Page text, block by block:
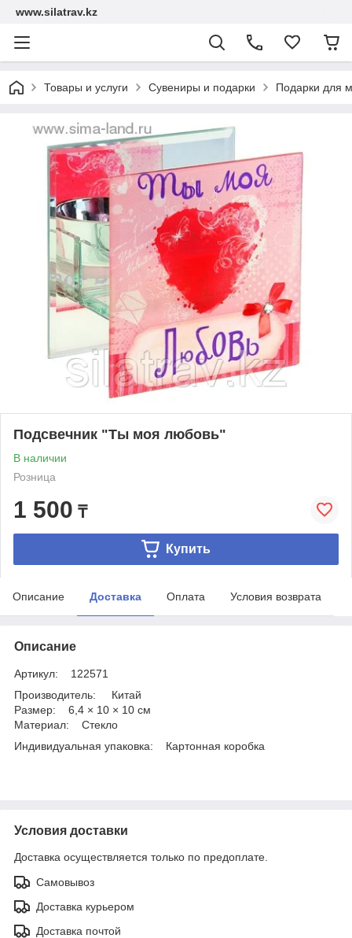
www.silatrav.kz
Товары и услуги Сувениры и подарки Подарки для
Подсвечник "Ты моя любовь"
В наличии
Розница
1 500 ₸
Купить
Описание Доставка Оплата Условия возврата
Описание
Артикул: 122571
Производитель: Китай
Размер: 6,4 × 10 × 10 см
Материал: Стекло
Индивидуальная упаковка: Картонная коробка
Условия доставки
Доставка осуществляется только по предоплате.
Самовывоз
Доставка курьером
Доставка почтой